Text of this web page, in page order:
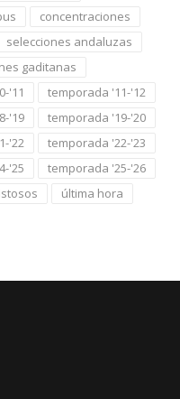
concentraciones
selecciones andaluzas
gaditanas
'11
temporada '11-'12
'19
temporada '19-'20
'22
temporada '22-'23
'25
temporada '25-'26
última hora